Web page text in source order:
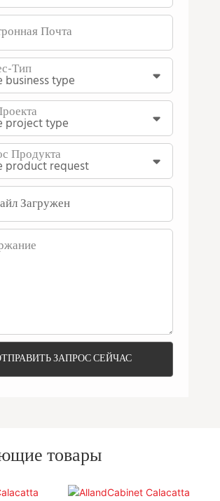
Почта
Тип
Продукта
Загружен
ЗАПРОС СЕЙЧАС
товары